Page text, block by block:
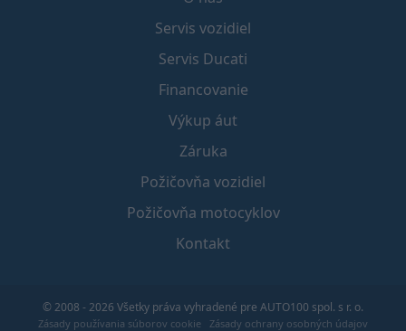
Servis vozidiel
Servis Ducati
Financovanie
Výkup áut
Záruka
Požičovňa vozidiel
Požičovňa motocyklov
Kontakt
© 2008 - 2026 Všetky práva vyhradené pre AUTO100 spol. s r. o.
Zásady používania súborov cookie Zásady ochrany osobných údajov